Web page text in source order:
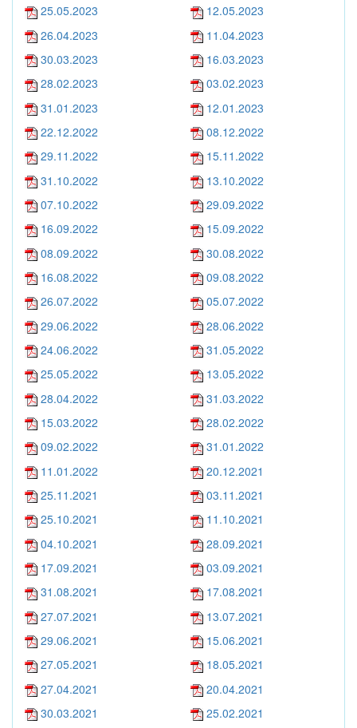
25.05.2023
12.05.2023
26.04.2023
11.04.2023
30.03.2023
16.03.2023
28.02.2023
03.02.2023
31.01.2023
12.01.2023
22.12.2022
08.12.2022
29.11.2022
15.11.2022
31.10.2022
13.10.2022
07.10.2022
29.09.2022
16.09.2022
15.09.2022
08.09.2022
30.08.2022
16.08.2022
09.08.2022
26.07.2022
05.07.2022
29.06.2022
28.06.2022
24.06.2022
31.05.2022
25.05.2022
13.05.2022
28.04.2022
31.03.2022
15.03.2022
28.02.2022
09.02.2022
31.01.2022
11.01.2022
20.12.2021
25.11.2021
03.11.2021
25.10.2021
11.10.2021
04.10.2021
28.09.2021
17.09.2021
03.09.2021
31.08.2021
17.08.2021
27.07.2021
13.07.2021
29.06.2021
15.06.2021
27.05.2021
18.05.2021
27.04.2021
20.04.2021
30.03.2021
25.02.2021